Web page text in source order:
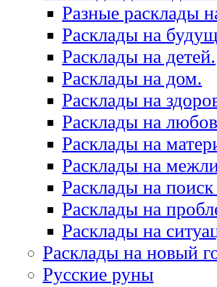
Разные расклады
Расклады на
Расклады на детей.
Расклады на дом.
Расклады на
Расклады на
Расклады на
Расклады на
Расклады на
Расклады на
Расклады на
Расклады на новый
Русские руны